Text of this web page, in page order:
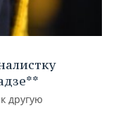
другую